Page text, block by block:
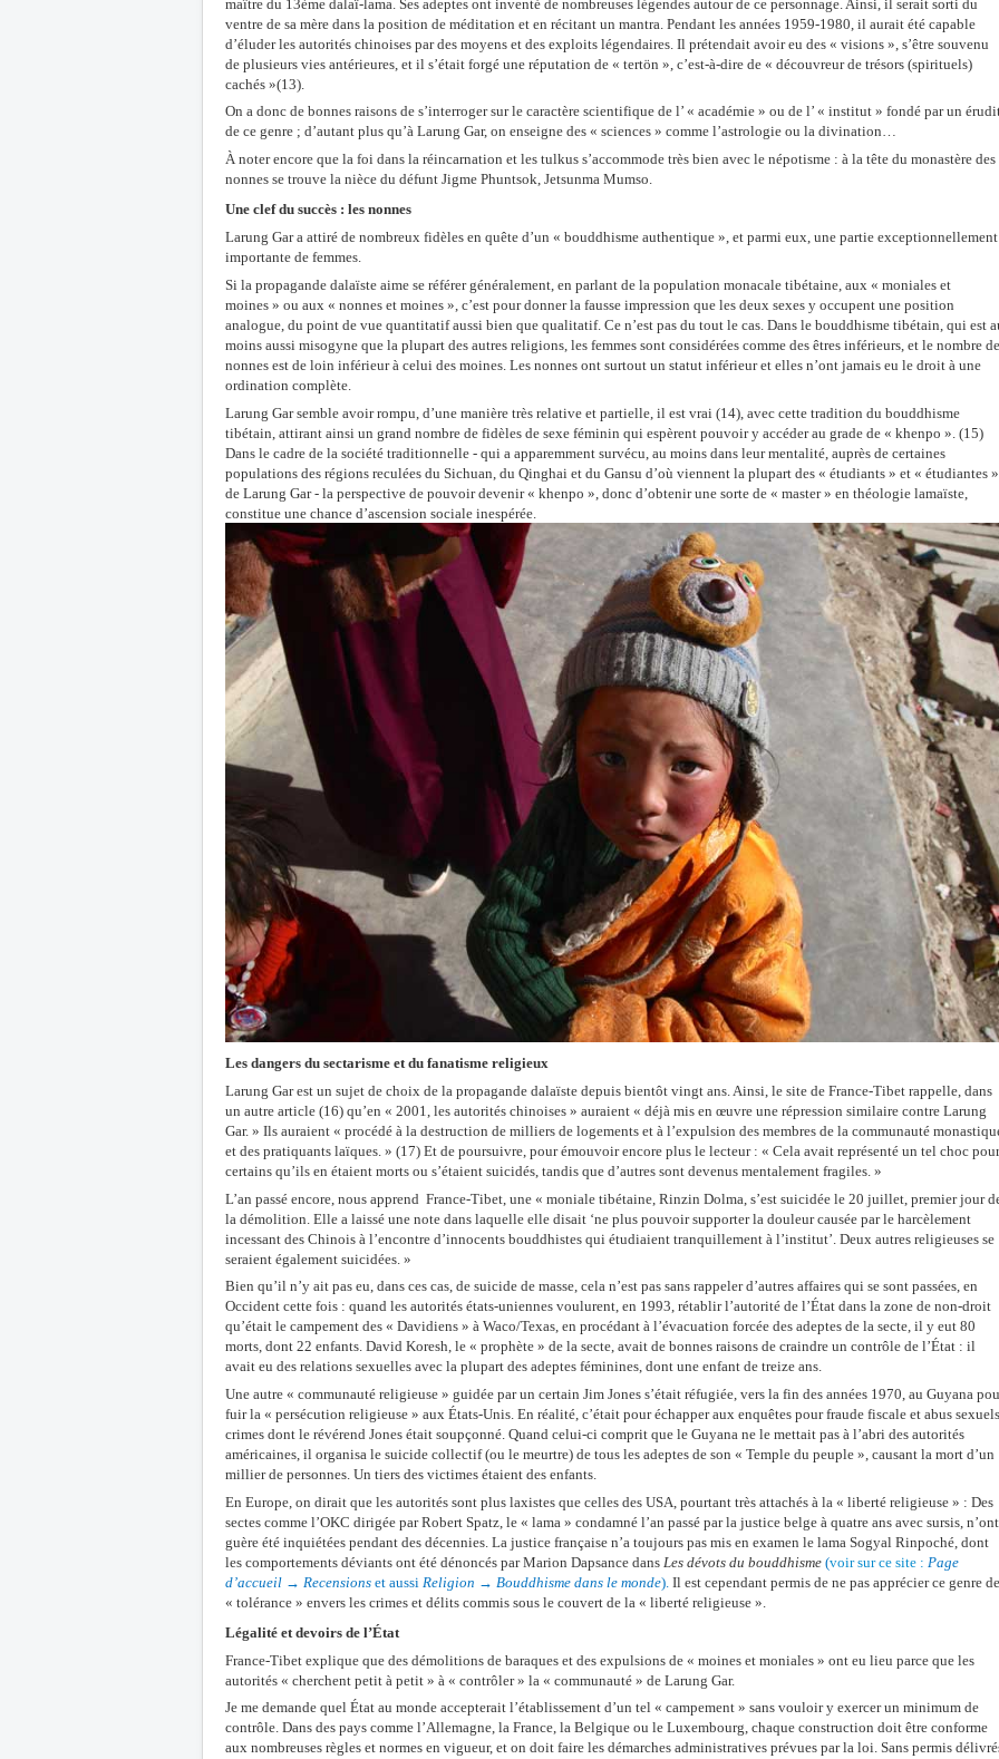
maître du 13ème dalaï-lama. Ses adeptes ont inventé de nombreuses légendes autour de ce personnage. Ainsi, il serait sorti du
ventre de sa mère dans la position de méditation et en récitant un mantra. Pendant les années 1959-1980, il aurait été capable
d’éluder les autorités chinoises par des moyens et des exploits légendaires. Il prétendait avoir eu des « visions », s’être souvenu
de plusieurs vies antérieures, et il s’était forgé une réputation de « tertön », c’est-à-dire de « découvreur de trésors (spirituels)
cachés »(13).
On a donc de bonnes raisons de s’interroger sur le caractère scientifique de l’ « académie » ou de l’ « institut » fondé par un
de ce genre ; d’autant plus qu’à Larung Gar, on enseigne des « sciences » comme l’astrologie ou la divination…
À noter encore que la foi dans la réincarnation et les tulkus s’accommode très bien avec le népotisme : à la tête du monastère des
nonnes se trouve la nièce du défunt Jigme Phuntsok, Jetsunma Mumso.
Une clef du succès : les nonnes
Larung Gar a attiré de nombreux fidèles en quête d’un « bouddhisme authentique », et parmi eux, une partie exceptionnellement
importante de femmes.
Si la propagande dalaïste aime se référer généralement, en parlant de la population monacale tibétaine, aux « moniales et
moines » ou aux « nonnes et moines », c’est pour donner la fausse impression que les deux sexes y occupent une position
analogue, du point de vue quantitatif aussi bien que qualitatif. Ce n’est pas du tout le cas. Dans le bouddhisme tibétain, qui est
moins aussi misogyne que la plupart des autres religions, les femmes sont considérées comme des êtres inférieurs, et le nombre de
nonnes est de loin inférieur à celui des moines. Les nonnes ont surtout un statut inférieur et elles n’ont jamais eu le droit à une
ordination complète.
Larung Gar semble avoir rompu, d’une manière très relative et partielle, il est vrai (14), avec cette tradition du bouddhisme
tibétain, attirant ainsi un grand nombre de fidèles de sexe féminin qui espèrent pouvoir y accéder au grade de « khenpo ». (15)
Dans le cadre de la société traditionnelle - qui a apparemment survécu, au moins dans leur mentalité, auprès de certaines
populations des régions reculées du Sichuan, du Qinghai et du Gansu d’où viennent la plupart des « étudiants » et « étudiantes »
de Larung Gar - la perspective de pouvoir devenir « khenpo », donc d’obtenir une sorte de « master » en théologie lamaïste,
constitue une chance d’ascension sociale inespérée.
Les dangers du sectarisme et du fanatisme religieux
Larung Gar est un sujet de choix de la propagande dalaïste depuis bientôt vingt ans. Ainsi, le site de France-Tibet rappelle, dans
un autre article (16) qu’en « 2001, les autorités chinoises » auraient « déjà mis en œuvre une répression similaire contre Larung
Gar. » Ils auraient « procédé à la destruction de milliers de logements et à l’expulsion des membres de la communauté
et des pratiquants laïques. » (17) Et de poursuivre, pour émouvoir encore plus le lecteur : « Cela avait représenté un tel choc pour
certains qu’ils en étaient morts ou s’étaient suicidés, tandis que d’autres sont devenus mentalement fragiles. »
L’an passé encore, nous apprend France-Tibet, une « moniale tibétaine, Rinzin Dolma, s’est suicidée le 20 juillet, premier jour
la démolition. Elle a laissé une note dans laquelle elle disait ‘ne plus pouvoir supporter la douleur causée par le harcèlement
incessant des Chinois à l’encontre d’innocents bouddhistes qui étudiaient tranquillement à l’institut’. Deux autres religieuses se
seraient également suicidées. »
Bien qu’il n’y ait pas eu, dans ces cas, de suicide de masse, cela n’est pas sans rappeler d’autres affaires qui se sont passées, en
Occident cette fois : quand les autorités états-uniennes voulurent, en 1993, rétablir l’autorité de l’État dans la zone de non-droit
qu’était le campement des « Davidiens » à Waco/Texas, en procédant à l’évacuation forcée des adeptes de la secte, il y eut 80
morts, dont 22 enfants. David Koresh, le « prophète » de la secte, avait de bonnes raisons de craindre un contrôle de l’État : il
avait eu des relations sexuelles avec la plupart des adeptes féminines, dont une enfant de treize ans.
Une autre « communauté religieuse » guidée par un certain Jim Jones s’était réfugiée, vers la fin des années 1970, au Guyana
fuir la « persécution religieuse » aux États-Unis. En réalité, c’était pour échapper aux enquêtes pour fraude fiscale et abus
crimes dont le révérend Jones était soupçonné. Quand celui-ci comprit que le Guyana ne le mettait pas à l’abri des autorités
américaines, il organisa le suicide collectif (ou le meurtre) de tous les adeptes de son « Temple du peuple », causant la mort d’un
millier de personnes. Un tiers des victimes étaient des enfants.
En Europe, on dirait que les autorités sont plus laxistes que celles des USA, pourtant très attachés à la « liberté religieuse » : Des
sectes comme l’OKC dirigée par Robert Spatz, le « lama » condamné l’an passé par la justice belge à quatre ans avec sursis, n’ont
guère été inquiétées pendant des décennies. La justice française n’a toujours pas mis en examen le lama Sogyal Rinpoché, dont
les comportements déviants ont été dénoncés par Marion Dapsance dans Les dévots du bouddhisme (voir sur ce site : Page
d’accueil → Recensions et aussi Religion → Bouddhisme dans le monde) Il est cependant permis de ne pas apprécier ce genre de
« tolérance » envers les crimes et délits commis sous le couvert de la « liberté religieuse ».
Légalité et devoirs de l’État
France-Tibet explique que des démolitions de baraques et des expulsions de « moines et moniales » ont eu lieu parce que les
autorités « cherchent petit à petit » à « contrôler » la « communauté » de Larung Gar.
Je me demande quel État au monde accepterait l’établissement d’un tel « campement » sans vouloir y exercer un minimum de
contrôle. Dans des pays comme l’Allemagne, la France, la Belgique ou le Luxembourg, chaque construction doit être conforme
aux nombreuses règles et normes en vigueur, et on doit faire les démarches administratives prévues par la loi. Sans permis